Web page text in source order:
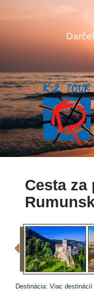
Cesta za
Destinácia: Viac destinácií